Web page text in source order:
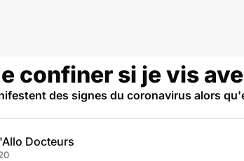
confiner si je vis
des signes du coronavirus alors
Docteurs